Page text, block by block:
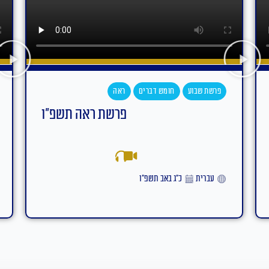
פרשת שבוע חומש דברים עקב
פרשת עקב תשפ"ו
אידיש ט״ז באב תשפ״ו